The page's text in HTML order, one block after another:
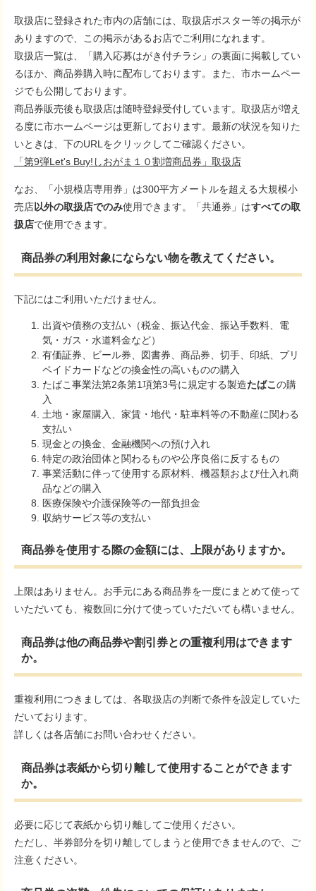
取扱店に登録された市内の店舗には、取扱店ポスター等の掲示が
ありますので、この掲示があるお店でご利用になれます。
取扱店一覧は、「購入応募はがき付チラシ」の裏面に掲載してい
るほか、商品券購入時に配布しております。また、市ホームペー
ジでも公開しております。
商品券販売後も取扱店は随時登録受付しています。取扱店が増え
る度に市ホームページは更新しております。最新の状況を知りた
いときは、下のURLをクリックしてご確認ください。
「第9弾Let's Buy!しおがま１０割増商品券」取扱店
なお、「小規模店専用券」は300平方メートルを超える大規模小
売店以外の取扱店でのみ使用できます。「共通券」はすべての取
扱店で使用できます。
商品券の利用対象にならない物を教えてください。
下記にはご利用いただけません。
出資や債務の支払い（税金、振込代金、振込手数料、電
気・ガス・水道料金など）
有価証券、ビール券、図書券、商品券、切手、印紙、プリ
ペイドカードなどの換金性の高いものの購入
たばこ事業法第2条第1項第3号に規定する製造たばこの購
入
土地・家屋購入、家賃・地代・駐車料等の不動産に関わる
支払い
現金との換金、金融機関への預け入れ
特定の政治団体と関わるものや公序良俗に反するもの
事業活動に伴って使用する原材料、機器類および仕入れ商
品などの購入
医療保険や介護保険等の一部負担金
収納サービス等の支払い
商品券を使用する際の金額には、上限がありますか。
上限はありません。お手元にある商品券を一度にまとめて使って
いただいても、複数回に分けて使っていただいても構いません。
商品券は他の商品券や割引券との重複利用はできます
か。
重複利用につきましては、各取扱店の判断で条件を設定していた
だいております。
詳しくは各店舗にお問い合わせください。
商品券は表紙から切り離して使用することができます
か。
必要に応じて表紙から切り離してご使用ください。
ただし、半券部分を切り離してしまうと使用できませんので、ご
注意ください。